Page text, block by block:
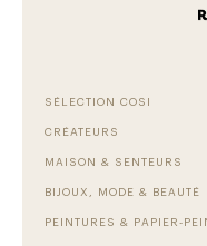
SÉLECTION COSI
CRÉATEURS
MAISON & SENTEURS
BIJOUX, MODE & BEAUTÉ
PEINTURES & PAPIER-